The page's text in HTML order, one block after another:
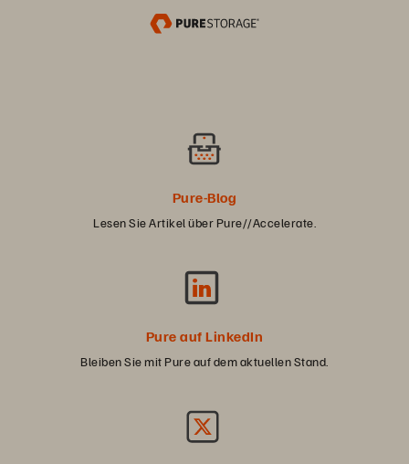
Pure-Blog
Lesen Sie Artikel über Pure//Accelerate.
Pure auf LinkedIn
Bleiben Sie mit Pure auf dem aktuellen Stand.